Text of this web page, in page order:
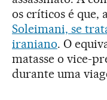
os críticos é que,
Soleimani, se
iraniano. O
matasse o vice-
durante uma